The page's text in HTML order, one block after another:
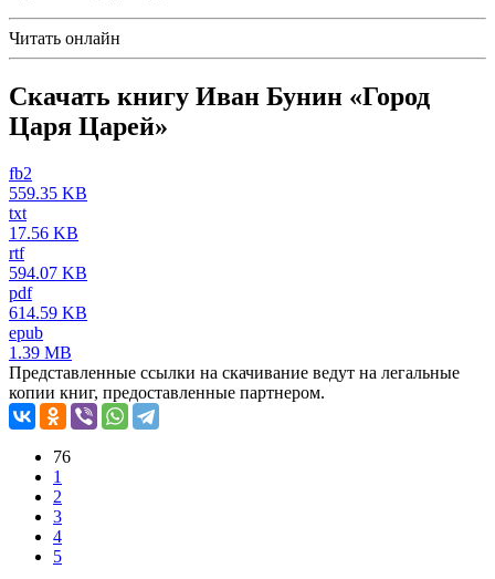
Читать онлайн
Скачать книгу Иван Бунин «Город
Царя Царей»
fb2
559.35 KB
txt
17.56 KB
rtf
594.07 KB
pdf
614.59 KB
epub
1.39 MB
Представленные ссылки на скачивание ведут на легальные
копии книг, предоставленные партнером.
76
1
2
3
4
5